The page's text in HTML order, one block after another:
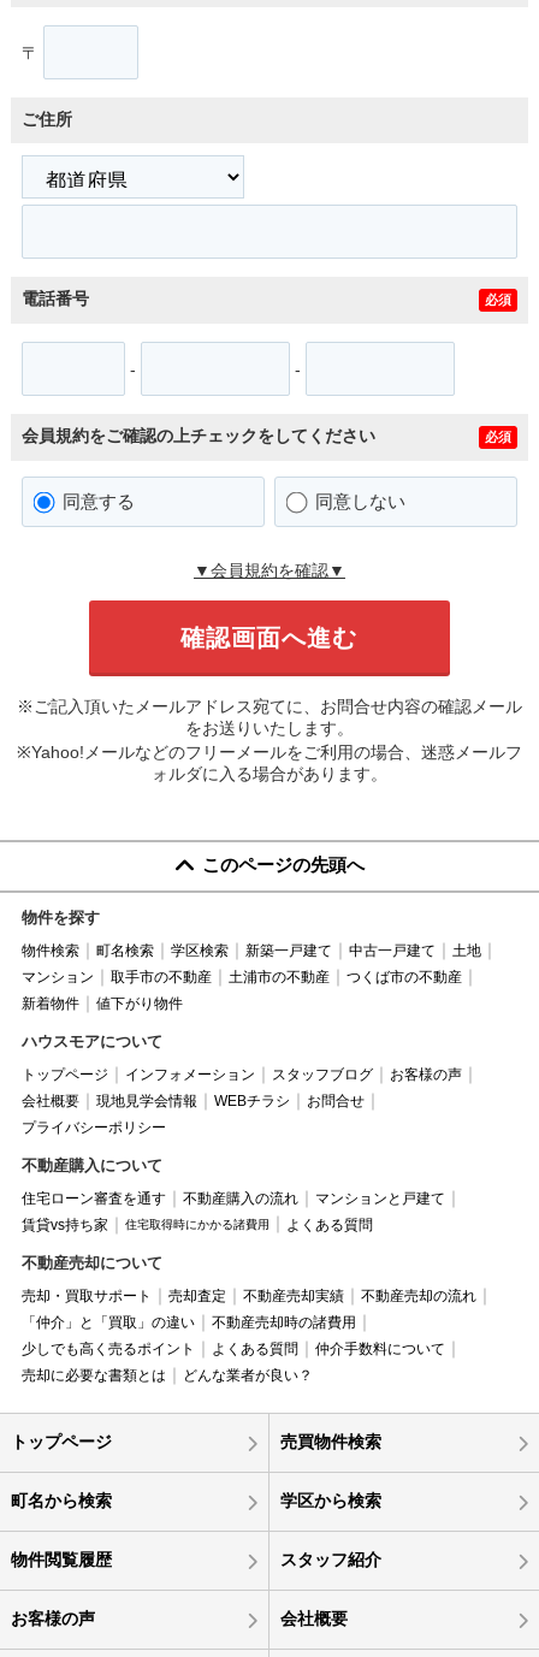
〒
ご住所
電話番号 必須
- -
会員規約をご確認の上チェックをしてください 必須
同意する 同意しない
▼会員規約を確認▼
※ご記入頂いたメールアドレス宛てに、お問合せ内容の確認メール
をお送りいたします。
※Yahoo!メールなどのフリーメールをご利用の場合、迷惑メールフ
ォルダに入る場合があります。
このページの先頭へ
物件を探す
物件検索 町名検索 学区検索 新築一戸建て 中古一戸建て
土地
マンション
取手市の不動産 土浦市の不動産
つくば市の不動産
新着物件
値下がり物件
ハウスモアについて
トップページ インフォメーション スタッフブログ
お客様の声
会社概要
現地見学会情報 WEBチラシ
お問合せ
プライバシーポリシー
不動産購入について
住宅ローン審査を通す 不動産購入の流れ
マンションと戸建て
賃貸vs持ち家
住宅取得時にかかる諸費用 よくある質問
不動産売却について
売却・買取サポート 売却査定 不動産売却実績
不動産売却の流れ
「仲介」と「買取」の違い
不動産売却時の諸費用
少しでも高く売るポイント
よくある質問
仲介手数料について
売却に必要な書類とは
どんな業者が良い？
トップページ 売買物件検索
町名から検索 学区から検索
物件閲覧履歴 スタッフ紹介
お客様の声 会社概要